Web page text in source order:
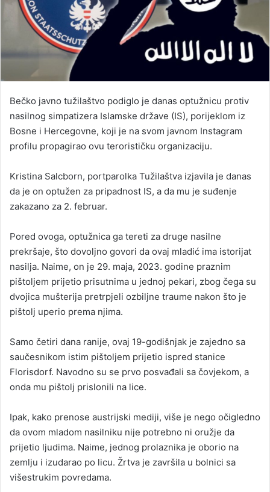
Bečko javno tužilaštvo podiglo je danas optužnicu protiv
nasilnog simpatizera Islamske države (IS), porijeklom iz
Bosne i Hercegovne, koji je na svom javnom Instagram
profilu propagirao ovu terorističku organizaciju.
Kristina Salcborn, portparolka Tužilaštva izjavila je danas
da je on optužen za pripadnost IS, a da mu je suđenje
zakazano za 2. februar.
Pored ovoga, optužnica ga tereti za druge nasilne
prekršaje, što dovoljno govori da ovaj mladić ima istorijat
nasilja. Naime, on je 29. maja, 2023. godine praznim
pištoljem prijetio prisutnima u jednoj pekari, zbog čega su
dvojica mušterija pretrpjeli ozbiljne traume nakon što je
pištolj uperio prema njima.
Samo četiri dana ranije, ovaj 19-godišnjak je zajedno sa
saučesnikom istim pištoljem prijetio ispred stanice
Florisdorf. Navodno su se prvo posvađali sa čovjekom, a
onda mu pištolj prislonili na lice.
Ipak, kako prenose austrijski mediji, više je nego očigledno
da ovom mladom nasilniku nije potrebno ni oružje da
prijetio ljudima. Naime, jednog prolaznika je oborio na
zemlju i izudarao po licu. Žrtva je završila u bolnici sa
višestrukim povredama.